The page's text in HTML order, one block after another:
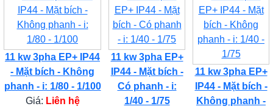
11 kw 3pha EP+ IP44
- Mặt bích - Không
phanh - i: 1/80 - 1/100
Giá: Liên hệ
11 kw 3pha EP+
IP44 - Mặt bích -
Có phanh - i:
1/40 - 1/75
11 kw 3pha EP+
IP44 - Mặt bích -
Không phanh -